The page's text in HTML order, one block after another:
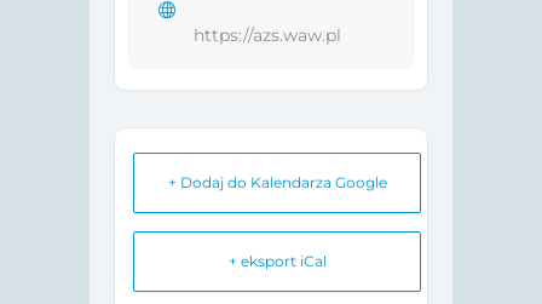
https://azs.waw.pl
+ Dodaj do Kalendarza Google
+ eksport iCal